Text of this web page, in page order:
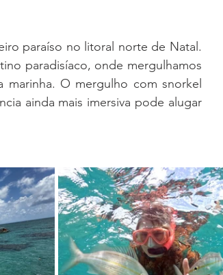
paraíso no litoral norte de Natal.
paradisíaco, onde mergulhamos
marinha. O mergulho com snorkel
ainda mais imersiva pode alugar